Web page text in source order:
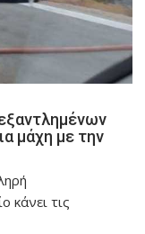
μάχη με την
κάνει τις